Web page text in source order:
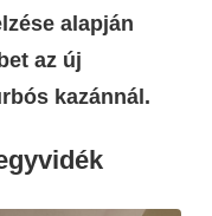
alapján
az új
kazánnál.